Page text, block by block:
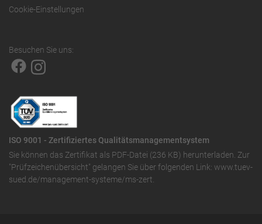
Cookie-Einstellungen
Besuchen Sie uns:
ISO 9001 - Zertifiziertes Qualitätsmanagementsystem
Sie können das Zertifikat als PDF-Datei (236 KB) herunterladen. Zur
"Prüfzeichenübersicht" gelangen Sie über folgenden Link: www.tuev-
sued.de/management-systeme/ms-zert